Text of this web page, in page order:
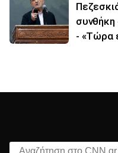
συνθήκη
- «Τώρα
Αναζήτηση στο CNN.gr